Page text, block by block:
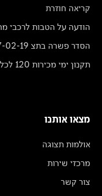
קריאה חוזרת
הודעה על הטבות לרכבי מרצדס
הסדר פשרה בתצ 56447-02-19
תקנון ימי מכירות 120 לכלמוביל
מצאו אותנו
אולמות תצוגה
מרכזי שירות
צור קשר